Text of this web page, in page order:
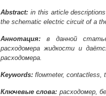
Abstract: in this article
the schematic electric circuit of a
Аннотация: в данной статье
расходомера жидкости и
расходомера.
Keywords: flowmeter, contactless,
Ключевые слова: расходомер,